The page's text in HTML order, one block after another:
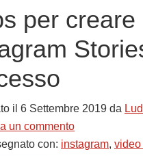
per creare
il 6 Settembre 2019 da
un commento
con: instagram, video